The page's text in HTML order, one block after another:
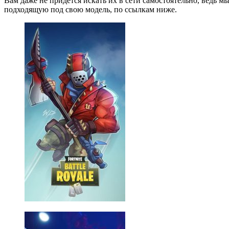
подходящую под свою модель, по ссылкам ниже.